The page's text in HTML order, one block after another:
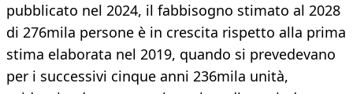
pubblicato nel 2024, il fabbisogno stimato al 2028
di 276mila persone è in crescita rispetto alla prima
stima elaborata nel 2019, quando si prevedevano
per i successivi cinque anni 236mila unità,